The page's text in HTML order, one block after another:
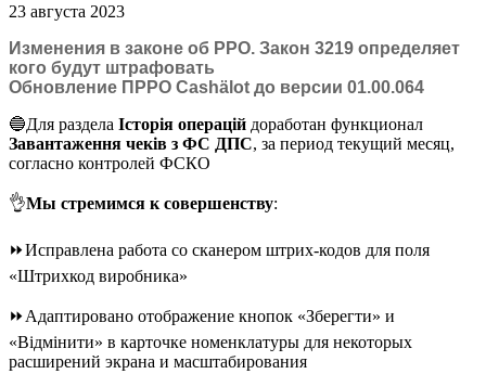
23 августа 2023
Изменения в законе об РРО. Закон 3219 определяет
кого будут штрафовать
Обновление ПРРО Cashӓlot до версии 01.00.064
🔵Для раздела Історія операцій доработан функционал
Завантаження чеків з ФС ДПС, за период текущий месяц,
согласно контролей ФСКО
👌Мы стремимся к совершенству:
⏩Исправлена работа со сканером штрих-кодов для поля
«Штрихкод виробника»
⏩Адаптировано отображение кнопок «Зберегти» и
«Відмінити» в карточке номенклатуры для некоторых
расширений экрана и масштабирования